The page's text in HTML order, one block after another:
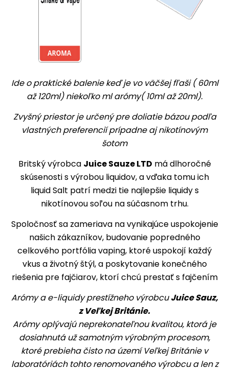
Ide o praktické balenie keď je vo väčšej fľaši ( 60ml
až 120ml) niekoľko ml arómy( 10ml až 20ml).
Zvyšný priestor je určený pre doliatie bázou podľa
vlastných preferencií prípadne aj nikotínovým
šotom
Britský výrobca Juice Sauze LTD má dlhoročné
skúsenosti s výrobou liquidov, a vďaka tomu ich
liquid Salt patrí medzi tie najlepšie liquidy s
nikotínovou soľou na súčasnom trhu.
Spoločnosť sa zameriava na vynikajúce uspokojenie
našich zákazníkov, budovanie popredného
celkového portfólia vaping, ktoré uspokojí každý
vkus a životný štýl, a poskytovanie konečného
riešenia pre fajčiarov, ktorí chcú prestať s fajčením
Arómy a e-liquidy prestížneho výrobcuJuice Sauz,
z Veľkej Británie.
Arómy oplývajú neprekonateľnou kvalitou, ktorá je
dosiahnutá už samotným výrobným procesom,
ktoré prebieha čisto na území Veľkej Británie v
laboratóriách tohto renomovaného výrobcu a len z